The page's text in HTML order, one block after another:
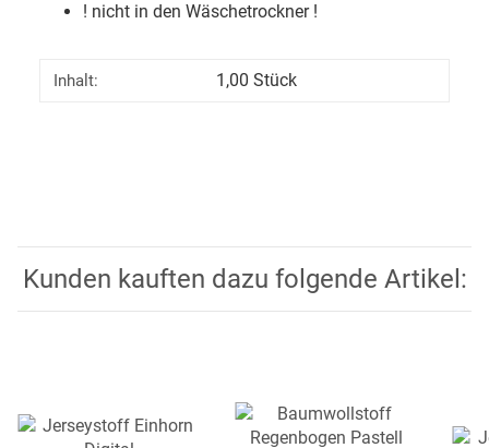
! nicht in den Wäschetrockner !
Inhalt: 1,00 Stück
Kunden kauften dazu folgende Artikel: